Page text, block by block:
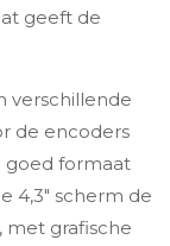
geeft de
verschillende
de encoders
goed formaat
4,3″ scherm de
met grafische